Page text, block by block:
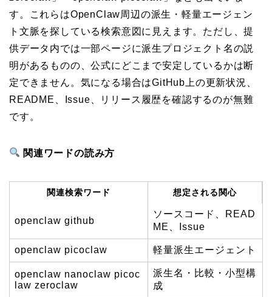
す。これらはOpenClaw周辺の派生・軽量エージェン
ト文脈を探している検索意図に見えます。ただし、提
供データ内では一部ページに派生プロジェクト名の説
明があるものの、公式にどこまで安定しているかは断
定できません。気になる場合はGitHub上の更新状況、
README、Issue、リリース履歴を確認するのが無難
です。
関連ワードの読み方
関連検索ワード 想定される関心
openclaw github
ソースコード、READ
ME、Issue
openclaw picoclaw 軽量派生エージェント
openclaw nanoclaw picoc
law zeroclaw
派生名・比較・小型構
成